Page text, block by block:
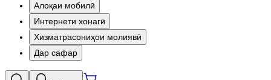
Алоқаи мобилӣ
Интернети хонагӣ
Хизматрасониҳои молиявӣ
Дар сафар